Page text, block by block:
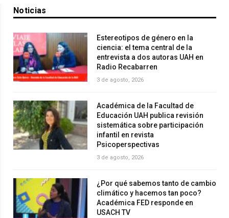
Noticias
Estereotipos de género en la
ciencia: el tema central de la
entrevista a dos autoras UAH en
Radio Recabarren
3 de agosto, 2026
Académica de la Facultad de
Educación UAH publica revisión
sistemática sobre participación
infantil en revista
Psicoperspectivas
3 de agosto, 2026
¿Por qué sabemos tanto de cambio
climático y hacemos tan poco?
Académica FED responde en
USACH TV